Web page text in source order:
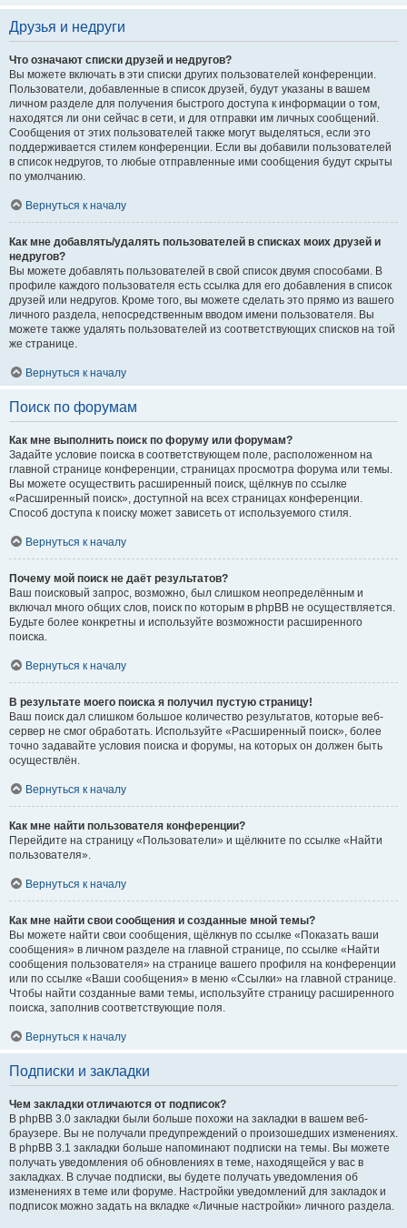
Друзья и недруги
Что означают списки друзей и недругов?
Вы можете включать в эти списки других пользователей конференции.
Пользователи, добавленные в список друзей, будут указаны в вашем
личном разделе для получения быстрого доступа к информации о том,
находятся ли они сейчас в сети, и для отправки им личных сообщений.
Сообщения от этих пользователей также могут выделяться, если это
поддерживается стилем конференции. Если вы добавили пользователей
в список недругов, то любые отправленные ими сообщения будут скрыты
по умолчанию.
Вернуться к началу
Как мне добавлять/удалять пользователей в списках моих друзей и
недругов?
Вы можете добавлять пользователей в свой список двумя способами. В
профиле каждого пользователя есть ссылка для его добавления в список
друзей или недругов. Кроме того, вы можете сделать это прямо из вашего
личного раздела, непосредственным вводом имени пользователя. Вы
можете также удалять пользователей из соответствующих списков на той
же странице.
Вернуться к началу
Поиск по форумам
Как мне выполнить поиск по форуму или форумам?
Задайте условие поиска в соответствующем поле, расположенном на
главной странице конференции, страницах просмотра форума или темы.
Вы можете осуществить расширенный поиск, щёлкнув по ссылке
«Расширенный поиск», доступной на всех страницах конференции.
Способ доступа к поиску может зависеть от используемого стиля.
Вернуться к началу
Почему мой поиск не даёт результатов?
Ваш поисковый запрос, возможно, был слишком неопределённым и
включал много общих слов, поиск по которым в phpBB не осуществляется.
Будьте более конкретны и используйте возможности расширенного
поиска.
Вернуться к началу
В результате моего поиска я получил пустую страницу!
Ваш поиск дал слишком большое количество результатов, которые веб-
сервер не смог обработать. Используйте «Расширенный поиск», более
точно задавайте условия поиска и форумы, на которых он должен быть
осуществлён.
Вернуться к началу
Как мне найти пользователя конференции?
Перейдите на страницу «Пользователи» и щёлкните по ссылке «Найти
пользователя».
Вернуться к началу
Как мне найти свои сообщения и созданные мной темы?
Вы можете найти свои сообщения, щёлкнув по ссылке «Показать ваши
сообщения» в личном разделе на главной странице, по ссылке «Найти
сообщения пользователя» на странице вашего профиля на конференции
или по ссылке «Ваши сообщения» в меню «Ссылки» на главной странице.
Чтобы найти созданные вами темы, используйте страницу расширенного
поиска, заполнив соответствующие поля.
Вернуться к началу
Подписки и закладки
Чем закладки отличаются от подписок?
В phpBB 3.0 закладки были больше похожи на закладки в вашем веб-
браузере. Вы не получали предупреждений о произошедших изменениях.
В phpBB 3.1 закладки больше напоминают подписки на темы. Вы можете
получать уведомления об обновлениях в теме, находящейся у вас в
закладках. В случае подписки, вы будете получать уведомления об
изменениях в теме или форуме. Настройки уведомлений для закладок и
подписок можно задать на вкладке «Личные настройки» личного раздела.